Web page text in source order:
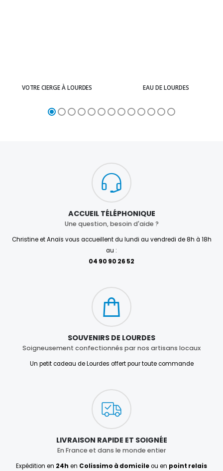
VOTRE CIERGE À LOURDES EAU DE LOURDES
ACCUEIL TÉLÉPHONIQUE
Une question, besoin d'aide ?
Christine et Anaïs vous accueillent du lundi au vendredi de 8h à 18h
au :
04 90 90 26 52
SOUVENIRS DE LOURDES
Soigneusement confectionnés par nos artisans locaux
Un petit cadeau de Lourdes offert pour toute commande
LIVRAISON RAPIDE ET SOIGNÉE
En France et dans le monde entier
Expédition en 24h en Colissimo à domicileou en point relais